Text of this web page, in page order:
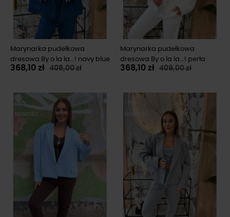
Marynarka pudełkowa
dresowa By o la la...! navy blue
368,10 zł 409,00 zł
Marynarka pudełkowa
dresowa By o la la...! perła
368,10 zł 409,00 zł
-10%
NOWOŚĆ
-10%
NOWOŚĆ